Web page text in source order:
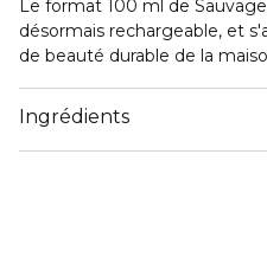
Le format 100 ml de
désormais rechargeable, et
de beauté durable de la
Ingrédients